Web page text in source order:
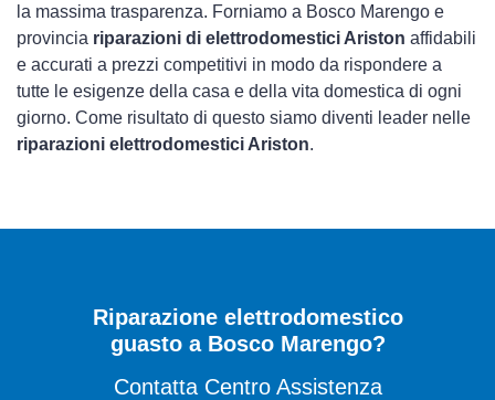
la massima trasparenza. Forniamo a Bosco Marengo e
provincia riparazioni di elettrodomestici Ariston affidabili
e accurati a prezzi competitivi in modo da rispondere a
tutte le esigenze della casa e della vita domestica di ogni
giorno. Come risultato di questo siamo diventi leader nelle
riparazioni elettrodomestici Ariston.
Riparazione elettrodomestico
guasto a Bosco Marengo?
Contatta Centro Assistenza